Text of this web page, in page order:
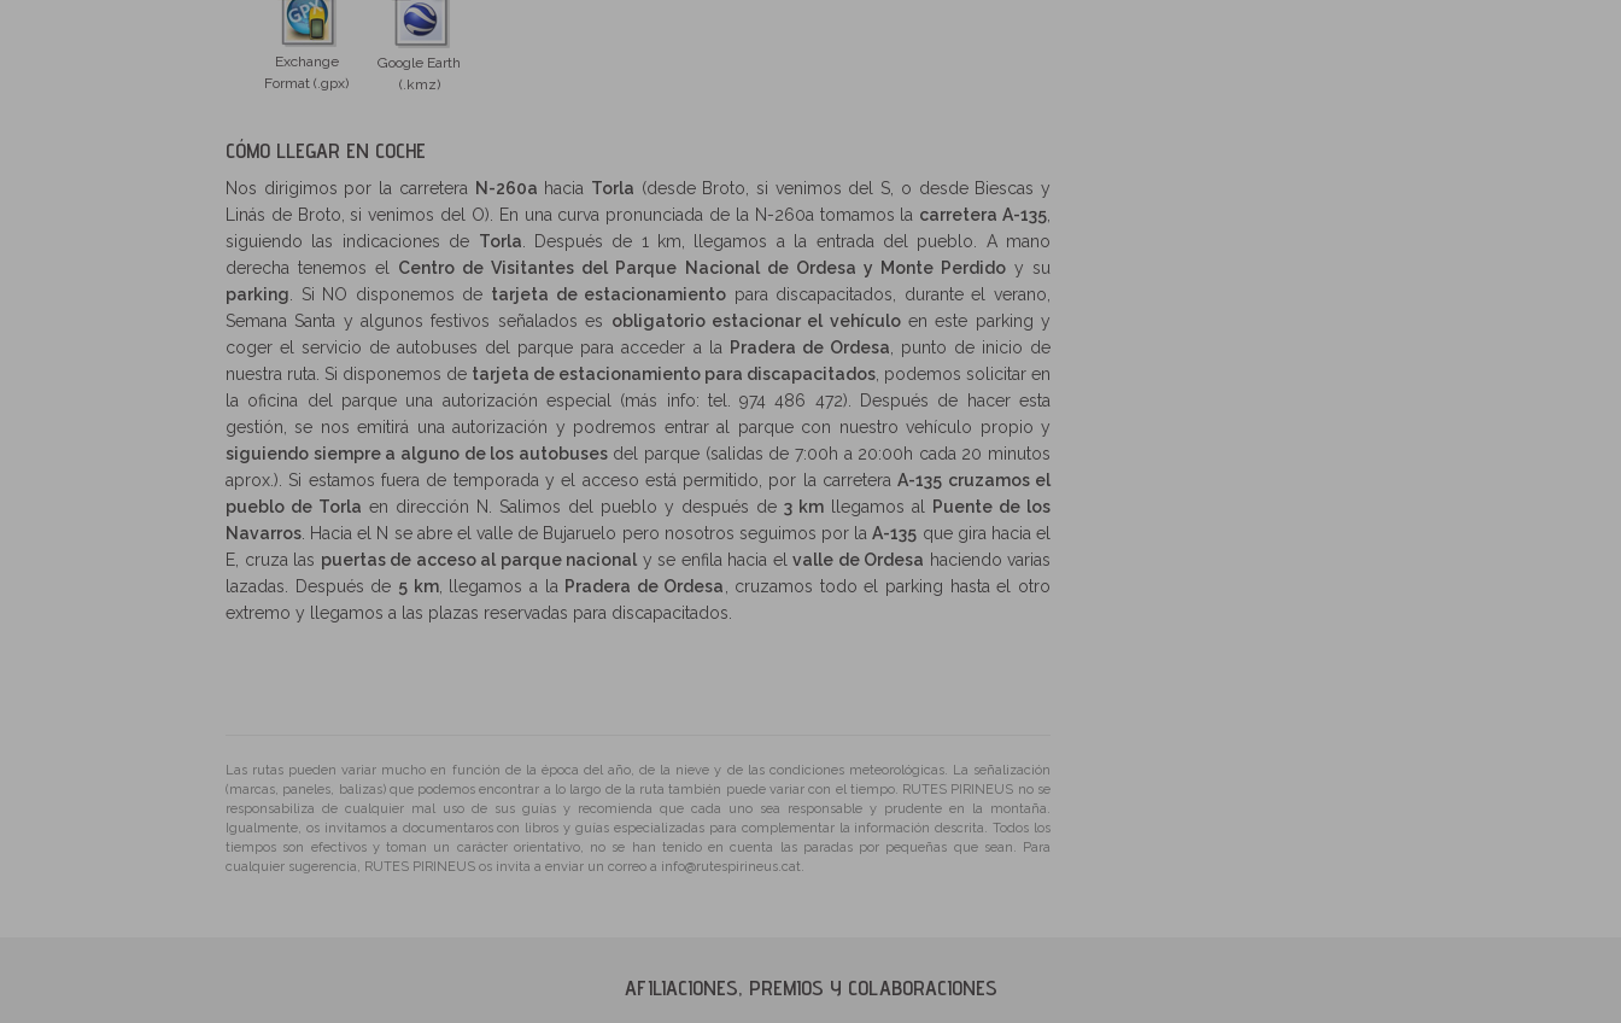
Exchange
Format (.gpx)
Google Earth
(.kmz)
CÓMO LLEGAR EN COCHE
Nos dirigimos por la carretera N-260a hacia Torla (desde Broto, si venimos del S, o desde Biescas y
Linás de Broto, si venimos del O). En una curva pronunciada de la N-260a tomamos la carretera A-135
siguiendo las indicaciones de Torla . Después de 1 km, llegamos a la entrada del pueblo. A mano
derecha tenemos el Centro de Visitantes del Parque Nacional de Ordesa y Monte Perdidoy su
parking . Si NO disponemos de tarjeta de estacionamiento para discapacitados, durante el verano,
Semana Santa y algunos festivos señalados es obligatorio estacionar el vehículoen este parking y
coger el servicio de autobuses del parque para acceder a la Pradera de Ordesa , punto de inicio de
nuestra ruta. Si disponemos de tarjeta de estacionamiento para discapacitados , podemos solicitar en
la oficina del parque una autorización especial (más info: tel. 974 486 472). Después de hacer esta
gestión, se nos emitirá una autorización y podremos entrar al parque con nuestro vehículo propio y
siguiendo siempre a alguno de los autobusesdel parque (salidas de 7:00h a 20:00h cada 20 minutos
aprox.). Si estamos fuera de temporada y el acceso está permitido, por la carreteraA-135 cruzamos el
pueblo de Torla en dirección N. Salimos del pueblo y después de 3 km llegamos al
Puente de los
Navarros . Hacia el N se abre el valle de Bujaruelo pero nosotros seguimos por laA-135 que gira hacia el
E, cruza las puertas de acceso al parque nacional y se enfila hacia el valle de Ordesa haciendo varias
lazadas. Después de 5 km, llegamos a la Pradera de Ordesa , cruzamos todo el parking hasta el otro
extremo y llegamos a las plazas reservadas para discapacitados.
Las rutas pueden variar mucho en función de la época del año, de la nieve y de las condiciones meteorológicas. La señalización
(marcas, paneles, balizas) que podemos encontrar a lo largo de la ruta también puede variar con el tiempo. RUTES PIRINEUS no se
responsabiliza de cualquier mal uso de sus guías y recomienda que cada uno sea responsable y prudente en la montaña.
Igualmente, os invitamos a documentaros con libros y guías especializadas para complementar la información descrita. Todos los
tiempos son efectivos y toman un carácter orientativo, no se han tenido en cuenta las paradas por pequeñas que sean. Para
cualquier sugerencia, RUTES PIRINEUS os invita a enviar un correo a info@rutespirineus.cat.
AFILIACIONES, PREMIOS Y COLABORACIONES